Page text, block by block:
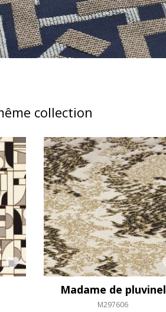
collection
Madame de pluvinel
M297606